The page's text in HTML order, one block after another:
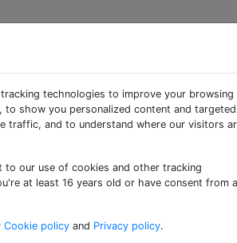
Schritt
für Stapelüberlauf. Derzeit
technologies to improve your browsing
to show you personalized content and targeted
traffic, and to understand where our visitors
to our use of cookies and other tracking
at least 16 years old or have consent from a
Cookie policy and Privacy policy.